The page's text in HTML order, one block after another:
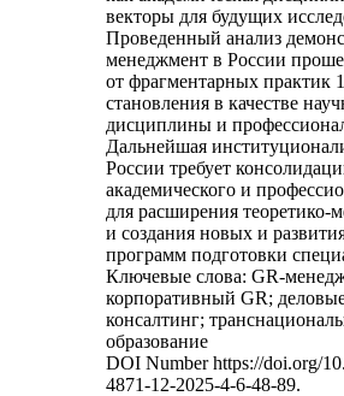
векторы для будущих
Проведенный анализ
менеджмент в России
от фрагментарных практик
становления в качестве
дисциплины и
Дальнейшая
России требует
академического и
для расширения теоретико-
и создания новых и
программ подготовки
Ключевые слова: GR-
корпоративный GR;
консалтинг;
образование
DOI Numberhttps://doi.org/
4871-12-2025-4-6-48-89.